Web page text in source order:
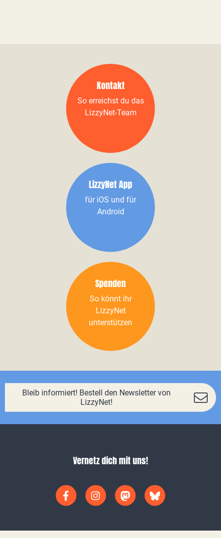
Kontakt
So erreichst du das
LizzyNet-Team
LizzyNet App
für iOS und für
Android
Spenden
So könnt ihr
LizzyNet
unterstützen
Bleib informiert! Bestell den Newsletter von
LizzyNet!
Vernetz dich mit uns!